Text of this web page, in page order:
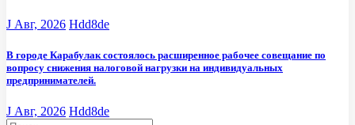
J Авг, 2026 Hdd8de
В городе Карабулак состоялось расширенное рабочее совещание по
вопросу снижения налоговой нагрузки на индивидуальных
предпринимателей.
J Авг, 2026 Hdd8de